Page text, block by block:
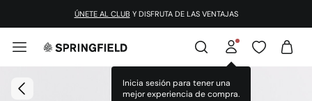
ÚNETE AL CLUB Y DISFRUTA DE LAS VENTAJAS
Inicia sesión para tener una
mejor experiencia de compra.